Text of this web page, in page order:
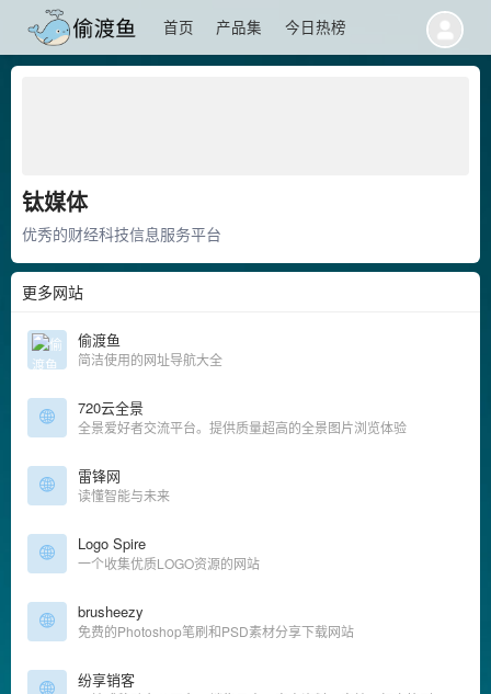
首页 产品集 今日热榜
钛媒体
优秀的财经科技信息服务平台
更多网站
偷渡鱼
简洁使用的网址导航大全
720云全景
全景爱好者交流平台。提供质量超高的全景图片浏览体验
雷锋网
读懂智能与未来
Logo Spire
一个收集优质LOGO资源的网站
brusheezy
免费的Photoshop笔刷和PSD素材分享下载网站
纷享销客